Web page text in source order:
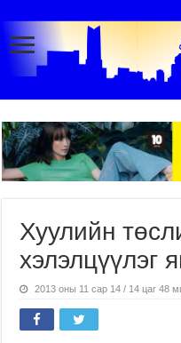
Хуулийн
хэлэлцүүлэг
2013 оны 11 сар 14 / 14 цаг 48